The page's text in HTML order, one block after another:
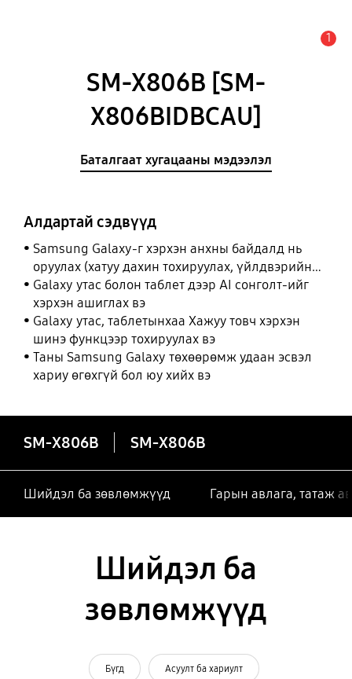
1
SM-X806B [SM-
X806BIDBCAU]
Баталгаат хугацааны мэдээлэл
Алдартай сэдвүүд
Samsung Galaxy-г хэрхэн анхны байдалд нь
оруулах (хатуу дахин тохируулах, үйлдвэрийн
тохиргоонд оруулах)
Galaxy утас болон таблет дээр AI сонголт-ийг
хэрхэн ашиглах вэ
Galaxy утас, таблетынхаа Хажуу товч хэрхэн
шинэ функцээр тохируулах вэ
Таны Samsung Galaxy төхөөрөмж удаан эсвэл
хариу өгөхгүй бол юу хийх вэ
SM-X806B SM-X806B
Шийдэл ба зөвлөмжүүд Гарын авлага, татаж
Шийдэл ба
зөвлөмжүүд
Бүгд Асуулт ба хариулт